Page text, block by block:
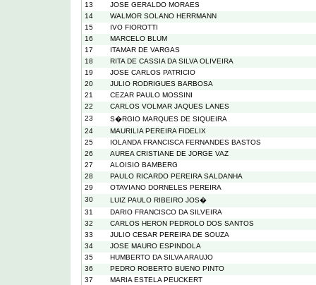
13
JOSE GERALDO MORAES
14
WALMOR SOLANO HERRMANN
15
IVO FIOROTTI
16
MARCELO BLUM
17
ITAMAR DE VARGAS
18
RITA DE CASSIA DA SILVA OLIVEIRA
19
JOSE CARLOS PATRICIO
20
JULIO RODRIGUES BARBOSA
21
CEZAR PAULO MOSSINI
22
CARLOS VOLMAR JAQUES LANES
23
S�RGIO MARQUES DE SIQUEIRA
24
MAURILIA PEREIRA FIDELIX
25
IOLANDA FRANCISCA FERNANDES BASTOS
26
AUREA CRISTIANE DE JORGE VAZ
27
ALOISIO BAMBERG
28
PAULO RICARDO PEREIRA SALDANHA
29
OTAVIANO DORNELES PEREIRA
30
LUIZ PAULO RIBEIRO JOS�
31
DARIO FRANCISCO DA SILVEIRA
32
CARLOS HERON PEDROLO DOS SANTOS
33
JULIO CESAR PEREIRA DE SOUZA
34
JOSE MAURO ESPINDOLA
35
HUMBERTO DA SILVA ARAUJO
36
PEDRO ROBERTO BUENO PINTO
37
MARIA ESTELA PEUCKERT